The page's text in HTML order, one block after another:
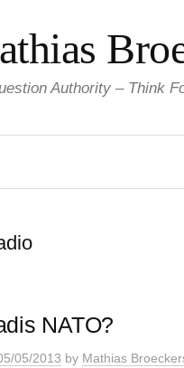
Authority – Think
NATO?
05/2013 by Mathias